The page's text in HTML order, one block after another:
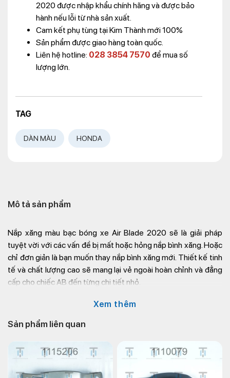
2020 được nhập khẩu chính hãng và được bảo
hành nếu lỗi từ nhà sản xuất.
Cam kết phụ tùng tại Kim Thành mới 100%
Sản phẩm được giao hàng toàn quốc.
Liên hệ hotline: 028 3854 7570 để mua số
lượng lớn.
TAG
DÀN MÀU HONDA
Mô tả sản phẩm
Nắp xăng màu bạc bóng xe Air Blade 2020 sẽ là giải pháp
tuyệt vời với các vấn đề bị mất hoặc hỏng nắp bình xăng. Hoặc
chỉ đơn giản là bạn muốn thay nắp bình xăng mới. Thiết kế tinh
tế và chất lượng cao sẽ mang lại vẻ ngoài hoàn chỉnh và đẳng
cấp cho chiếc AB đến từng chi tiết nhỏ.
Hãy cùng chúng tôi điểm qua một số thông tin chi tiết của Nắp
Chất liệu cao cấp:
crom. Với chất liệu trên, nắp xăng sẽ được bảo vệ gần
như tuyệt đối khỏi tình trạng trầy xước hay móp méo do
Xem thêm
Sản phẩm liên quan